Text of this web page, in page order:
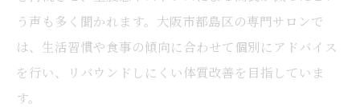
う声も多く聞かれます。大阪市都島区の専門サロンで
は、生活習慣や食事の傾向に合わせて個別にアドバイス
を行い、リバウンドしにくい体質改善を目指していま
す。